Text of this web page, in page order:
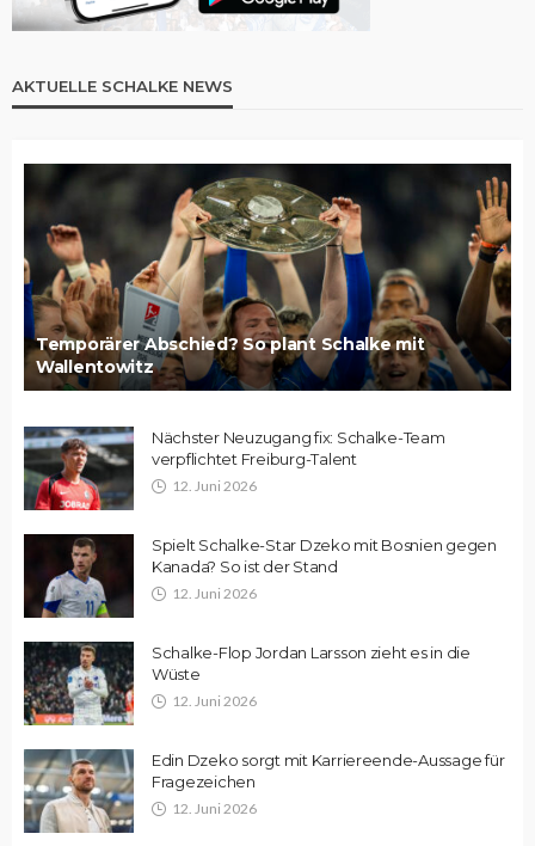
AKTUELLE SCHALKE NEWS
Temporärer Abschied? So plant Schalke mit
Wallentowitz
Nächster Neuzugang fix: Schalke-Team
verpflichtet Freiburg-Talent
12. Juni 2026
Spielt Schalke-Star Dzeko mit Bosnien gegen
Kanada? So ist der Stand
12. Juni 2026
Schalke-Flop Jordan Larsson zieht es in die
Wüste
12. Juni 2026
Edin Dzeko sorgt mit Karriereende-Aussage für
Fragezeichen
12. Juni 2026